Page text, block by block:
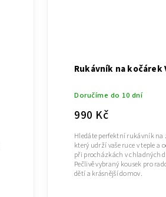
Rukávník na kočárek
Doručíme do 10 dní
990 Kč
Hledáte perfektní rukávník na
který udrží vaše ruce v teple a
při procházkách v chladných
Pečlivě vybraný kousek pro
dětí a krásnější domov.